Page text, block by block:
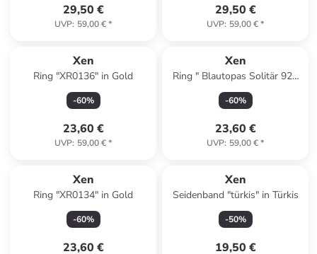
29,50 €
UVP: 59,00 €*
29,50 €
UVP: 59,00 €*
Xen
Ring "XR0136" in Gold
-60%
23,60 €
UVP: 59,00 €*
Xen
Ring " Blautopas Solitär 925
Sterlingsilber" in Blau
-60%
23,60 €
UVP: 59,00 €*
Xen
Ring "XR0134" in Gold
-60%
23,60 €
Xen
Seidenband "türkis" in Türkis
-50%
19,50 €